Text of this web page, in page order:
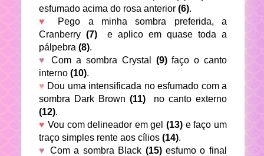
esfumado acima do rosa anterior (6).
♥
Pego a minha sombra preferida, a
Cranberry (7)
e aplico em quase toda a
pálpebra (8).
♥
Com a sombra Crystal (9)faço o canto
interno (10).
♥ Dou uma intensificada no esfumado com a
sombra Dark Brown (11)no canto externo
(12).
♥ Vou com delineador em gel(13) e faço um
traço simples rente aos cílios (14).
♥ Com a sombra Black (15) esfumo o final